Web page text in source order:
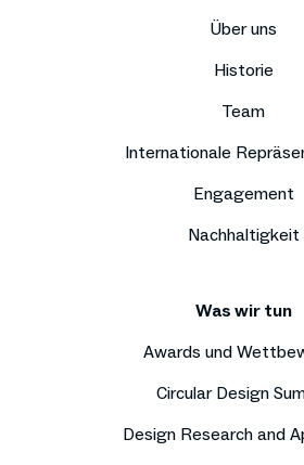
Über uns
Historie
Team
Internationale
Engagement
Nachhaltigkeit
Was wir tun
Awards und
Circular Design
Design Research and